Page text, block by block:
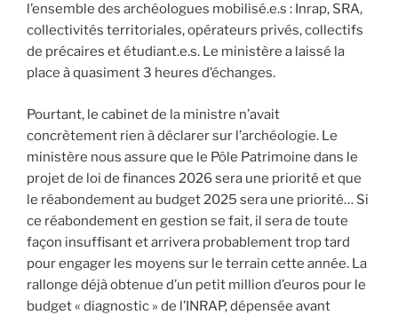
l’ensemble des archéologues mobilisé.e.s : Inrap, SRA,
collectivités territoriales, opérateurs privés, collectifs
de précaires et étudiant.e.s. Le ministère a laissé la
place à quasiment 3 heures d’échanges.
Pourtant, le cabinet de la ministre n’avait
concrètement rien à déclarer sur l’archéologie. Le
ministère nous assure que le Pôle Patrimoine dans le
projet de loi de finances 2026 sera une priorité et que
le réabondement au budget 2025 sera une priorité… Si
ce réabondement en gestion se fait, il sera de toute
façon insuffisant et arrivera probablement trop tard
pour engager les moyens sur le terrain cette année. La
rallonge déjà obtenue d’un petit million d’euros pour le
budget « diagnostic » de l’INRAP, dépensée avant